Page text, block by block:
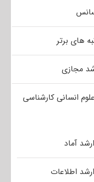
های برتر
مجازی
انسانی کارشناسی
آماد
اطلاعات